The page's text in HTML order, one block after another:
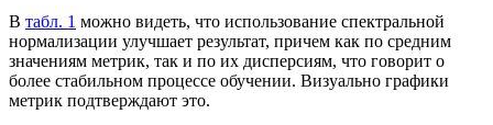
В табл. 1 можно видеть, что использование спектральной
нормализации улучшает результат, причем как по средним
значениям метрик, так и по их дисперсиям, что говорит о
более стабильном процессе обучении. Визуально графики
метрик подтверждают это.